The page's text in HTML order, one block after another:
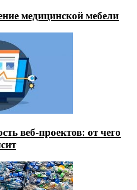
медицинской мебели
веб-проектов: от чего